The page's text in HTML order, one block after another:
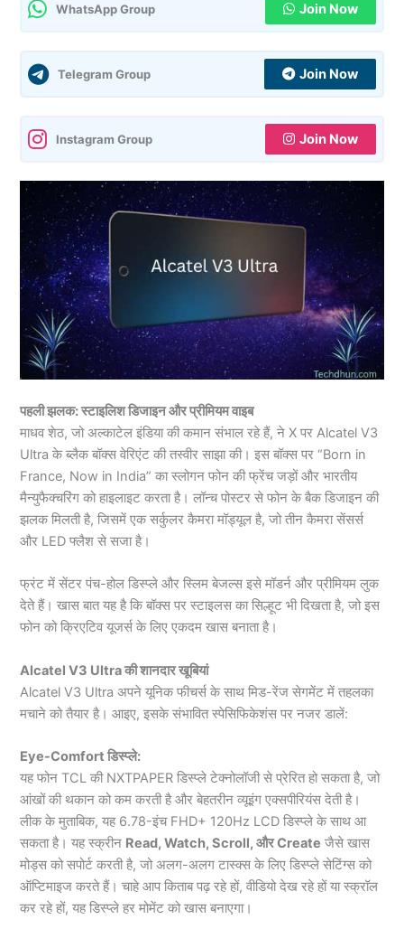
WhatsApp Group Join Now
Telegram Group Join Now
Instagram Group Join Now
पहली झलक: स्टाइलिश डिजाइन और प्रीमियम वाइब
माधव शेठ, जो अल्काटेल इंडिया की कमान संभाल रहे हैं, ने X पर Alcatel V3
Ultra के ब्लैक बॉक्स वेरिएंट की तस्वीर साझा की। इस बॉक्स पर “Born in
France, Now in India” का स्लोगन फोन की फ्रेंच जड़ों और भारतीय
मैन्युफैक्चरिंग को हाइलाइट करता है। लॉन्च पोस्टर से फोन के बैक डिजाइन की
झलक मिलती है, जिसमें एक सर्कुलर कैमरा मॉड्यूल है, जो तीन कैमरा सेंसर्स
और LED फ्लैश से सजा है।
फ्रंट में सेंटर पंच-होल डिस्प्ले और स्लिम बेजल्स इसे मॉडर्न और प्रीमियम लुक
देते हैं। खास बात यह है कि बॉक्स पर स्टाइलस का सिल्हूट भी दिखता है, जो इस
फोन को क्रिएटिव यूजर्स के लिए एकदम खास बनाता है।
Alcatel V3 Ultra की शानदार खूबियां
Alcatel V3 Ultra अपने यूनिक फीचर्स के साथ मिड-रेंज सेगमेंट में तहलका
मचाने को तैयार है। आइए, इसके संभावित स्पेसिफिकेशंस पर नजर डालें:
Eye-Comfort डिस्प्ले:
यह फोन TCL की NXTPAPER डिस्प्ले टेक्नोलॉजी से प्रेरित हो सकता है, जो
आंखों की थकान को कम करती है और बेहतरीन व्यूइंग एक्सपीरियंस देती है।
लीक के मुताबिक, यह 6.78-इंच FHD+ 120Hz LCD डिस्प्ले के साथ आ
सकता है। यह स्क्रीन Read, Watch, Scroll, और Create जैसे खास
मोड्स को सपोर्ट करती है, जो अलग-अलग टास्क्स के लिए डिस्प्ले सेटिंग्स को
ऑप्टिमाइज करते हैं। चाहे आप किताब पढ़ रहे हों, वीडियो देख रहे हों या स्क्रॉल
कर रहे हों, यह डिस्प्ले हर मोमेंट को खास बनाएगा।